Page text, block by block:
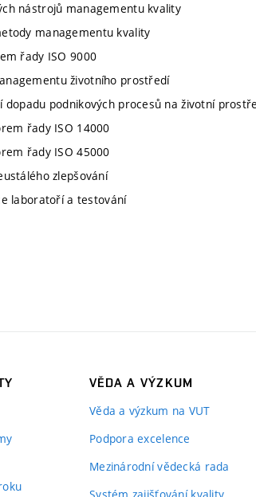
nástrojů managementu kvality
managementu kvality
řady ISO 9000
životního prostředí
dopadu podnikových procesů na životní
řady ISO 14000
řady ISO 45000
zlepšování
laboratoří a testování
VĚDA A VÝZKUM
Věda a výzkum na VUT
Podpora excelence
Mezinárodní vědecká rada